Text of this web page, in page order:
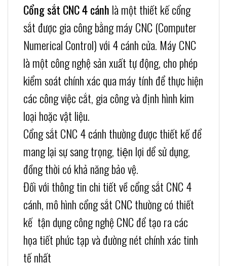
Cổng sắt CNC 4 cánh là một thiết kế cổng
sắt được gia công bằng máy CNC (Computer
Numerical Control) với 4 cánh cửa. Máy CNC
là một công nghệ sản xuất tự động, cho phép
kiểm soát chính xác qua máy tính để thực hiện
các công việc cắt, gia công và định hình kim
loại hoặc vật liệu.
Cổng sắt CNC 4 cánh thường được thiết kế để
mang lại sự sang trọng, tiện lợi dể sử dụng,
đồng thời có khả năng bảo vệ.
Đối với thông tin chi tiết về cổng sắt CNC 4
cánh, mô hình cổng sắt CNC thường có thiết
kế tận dụng công nghệ CNC để tạo ra các
họa tiết phức tạp và đường nét chính xác tinh
tế nhất